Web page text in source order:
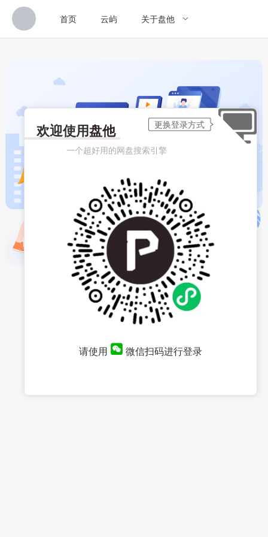
首页 云屿 关于盘他
欢迎使用盘他
一个超好用的网盘搜索引擎
请使用 微信扫码进行登录